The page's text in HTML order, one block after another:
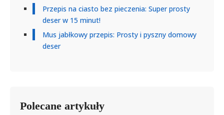
Przepis na ciasto bez pieczenia: Super prosty
deser w 15 minut!
Mus jabłkowy przepis: Prosty i pyszny domowy
deser
Polecane artykuły